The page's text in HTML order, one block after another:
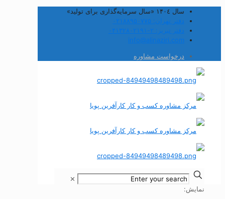
سال ۱۴۰٤ «سال سرمایه‌گذاری برای تولید»
دفتر تهران: ۰۲۱۸۸۹۵۰۷۷۵
دفتر تبریز: ۲-۰۴۱۳۲۸۰۲۱۹۱
info@alinaziri.com
درخواست مشاوره
✕
نمایش: